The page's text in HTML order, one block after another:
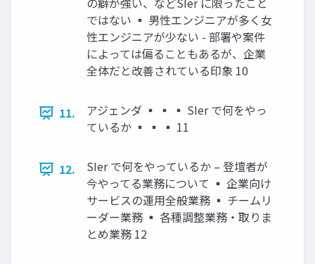
ではない ▪ 男性エンジニアが多く女
性エンジニアが少ない - 部署や案件
によっては偏ることもあるが、企業
全体だと改善されている印象 10
11.
アジェンダ ▪ ▪ ▪ SIer で何をやっ
ているか ▪ ▪ ▪ 11
12.
SIer で何をやっているか – 登壇者が
今やってる業務について ▪ 企業向け
サービスの運用全般業務 ▪ チームリ
ーダー業務 ▪ 各種調整業務・取りま
とめ業務 12